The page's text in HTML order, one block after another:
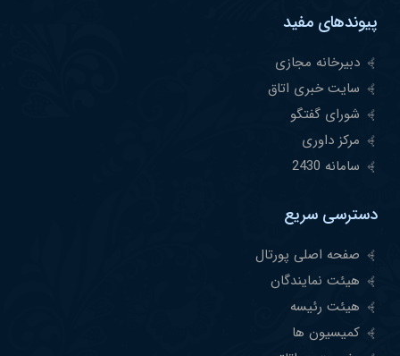
پیوندهای مفید
دبیرخانه مجازی
سایت خبری اتاق
شورای گفتگو
مرکز داوری
سامانه 2430
دسترسی سریع
صفحه اصلی پورتال
هیئت نمایندگان
هیئت رئیسه
کمیسیون ها